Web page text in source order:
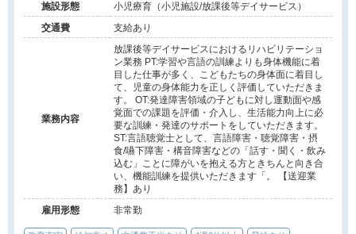
施設形態
小児療育（小児施設/放課後等デイサービス）
交通費
支給あり
業務内容
放課後等デイサービスにおけるリハビリテーショ
ン業務 PT:学習や言語の訓練よりも身体機能に着
目した仕事が多く、こどもたちの身体面に着目し
て、児童の身体能力を正しく評価していただきま
す。 OT:発達障害領域の子どもに対し運動面や感
覚面での課題を評価・介入し、生活能力向上に必
要な訓練・発達のサポートをしていただきます。
ST:言語聴覚士として、言語障害・聴覚障害・摂
食/嚥下障害・構音障害などの「話す・聞く・飲み
込む」ことに障がいを抱える方ときちんと向き合
い、機能訓練を提供いただきます「。 【送迎業
務】あり
雇用形態
非常勤